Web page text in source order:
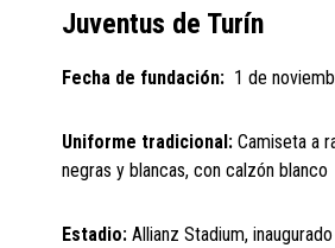
Juventus de Turín
Fecha de fundación: 1 de
Uniforme tradicional: Camiseta a
negras y blancas, con calzón blanco
Estadio: Allianz Stadium,